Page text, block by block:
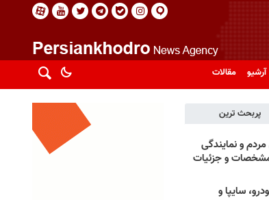
آرشیو مقالات
پربحث ترین
و نمایندگی
و جزئیات
سایپا و